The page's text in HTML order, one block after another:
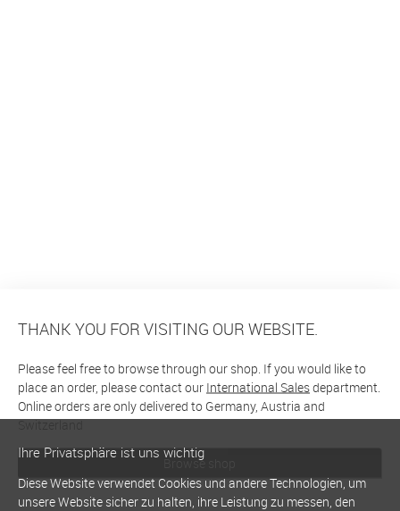
THANK YOU FOR VISITING OUR WEBSITE.
Please feel free to browse through our shop. If you would like to
place an order, please contact our International Salesdepartment.
Online orders are only delivered to Germany, Austria and
Switzerland
Browse shop
Ihre Privatsphäre ist uns wichtig
Diese Website verwendet Cookies und andere Technologien, um
unsere Website sicher zu halten, ihre Leistung zu messen, den